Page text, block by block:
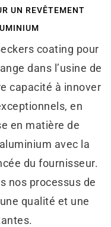
UN REVÊTEMENT
coating pour
dans l’usine de
capacité à innover
en
en matière de
avec la
du fournisseur.
nos processus de
qualité et une